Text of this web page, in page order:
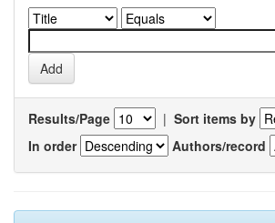
Results/Page | Sort items by
In order
Authors/record